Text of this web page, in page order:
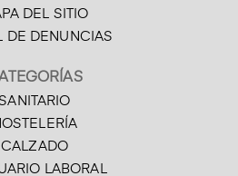
DEL SITIO
DE DENUNCIAS
CALZADO
LABORAL